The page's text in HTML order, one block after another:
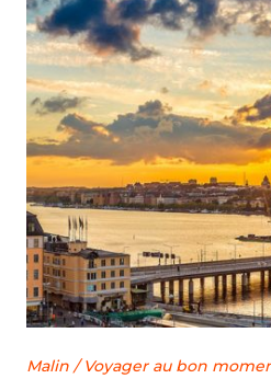
Malin /Voyager au bon